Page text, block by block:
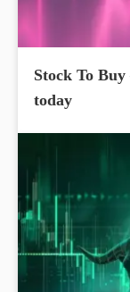
Stock To
today